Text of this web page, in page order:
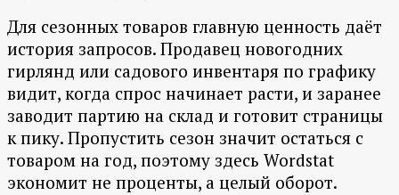
Для сезонных товаров главную ценность даёт
история запросов. Продавец новогодних
гирлянд или садового инвентаря по графику
видит, когда спрос начинает расти, и заранее
заводит партию на склад и готовит страницы
к пику. Пропустить сезон значит остаться с
товаром на год, поэтому здесь Wordstat
экономит не проценты, а целый оборот.